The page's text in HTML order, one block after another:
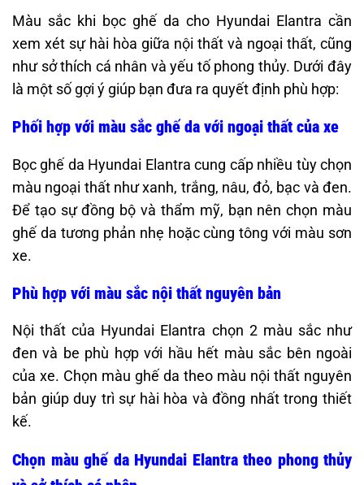
Màu sắc khi bọc ghế da cho Hyundai Elantra cần
xem xét sự hài hòa giữa nội thất và ngoại thất, cũng
như sở thích cá nhân và yếu tố phong thủy. Dưới đây
là một số gợi ý giúp bạn đưa ra quyết định phù hợp:​
Phối hợp với màu sắc ghế da với ngoại thất của xe
Bọc ghế da Hyundai Elantra cung cấp nhiều tùy chọn
màu ngoại thất như xanh, trắng, nâu, đỏ, bạc và đen.
Để tạo sự đồng bộ và thẩm mỹ, bạn nên chọn màu
ghế da tương phản nhẹ hoặc cùng tông với màu sơn
xe.
Phù hợp với màu sắc nội thất nguyên bản
Nội thất của Hyundai Elantra chọn 2 màu sắc như
đen và be phù hợp với hầu hết màu sắc bên ngoài
của xe. Chọn màu ghế da theo màu nội thất nguyên
bản giúp duy trì sự hài hòa và đồng nhất trong thiết
kế.​
Chọn màu ghế da Hyundai Elantra theo phong thủy